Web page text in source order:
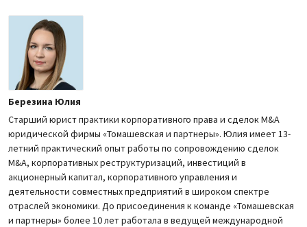
Березина Юлия
Старший юрист практики корпоративного права и сделок M&A
юридической фирмы «Томашевская и партнеры». Юлия имеет 13-
летний практический опыт работы по сопровождению сделок
M&A, корпоративных реструктуризаций, инвестиций в
акционерный капитал, корпоративного управления и
деятельности совместных предприятий в широком спектре
отраслей экономики. До присоединения к команде «Томашевская
и партнеры» более 10 лет работала в ведущей международной